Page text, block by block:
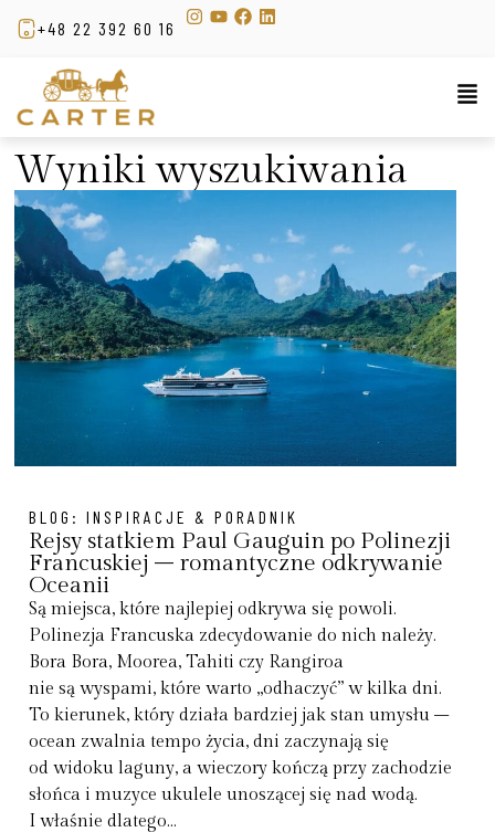
+48 22 392 60 16
Wyniki wyszukiwania
BLOG:INSPIRACJE & PORADNIK
Rejsy statkiem Paul Gauguin po Polinezji
Francuskiej – romantyczne odkrywanie
Oceanii
Są miejsca, które najlepiej odkrywa się powoli.
Polinezja Francuska zdecydowanie do nich należy.
Bora Bora, Moorea, Tahiti czy Rangiroa
nie są wyspami, które warto „odhaczyć” w kilka dni.
To kierunek, który działa bardziej jak stan umysłu –
ocean zwalnia tempo życia, dni zaczynają się
od widoku laguny, a wieczory kończą przy zachodzie
słońca i muzyce ukulele unoszącej się nad wodą.
I właśnie dlatego...